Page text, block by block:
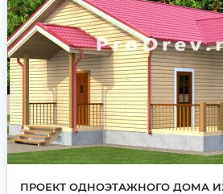
ПРОЕКТ ОДНОЭТАЖНОГО ДОМА ИЗ